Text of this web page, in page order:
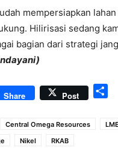
mempersiapkan
Hilirisasi sedang
bagian dari strategi
Share Post
Central Omega Resources
LME
Nikel RKAB